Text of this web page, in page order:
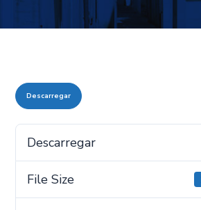
Descarregar
Descarregar
File Size